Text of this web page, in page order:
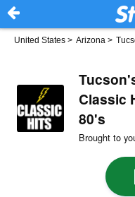
United States > Arizona >
Classic
80's
Brought to